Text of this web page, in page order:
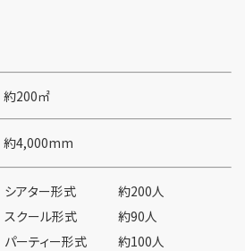
約200㎡
約4,000mm
シアター形式
スクール形式
パーティー形式
約200人
約90人
約100人